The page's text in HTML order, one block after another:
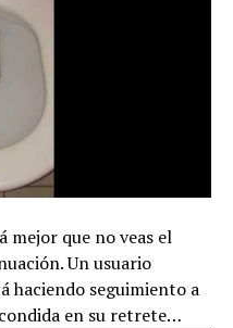
mejor que no veas el
Un usuario
haciendo seguimiento a
en su retrete…